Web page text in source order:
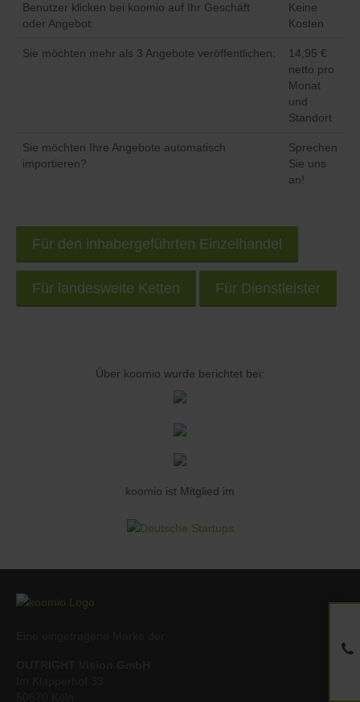
Benutzer klicken bei koomio auf Ihr Geschäft
oder Angebot:
Keine
Kosten
Sie möchten mehr als 3 Angebote veröffentlichen:
14,95 €
netto pro
Monat
und
Standort
Sie möchten Ihre Angebote automatisch
importieren?
Sprechen
Sie uns
an!
Für den inhabergeführten Einzelhandel
Für landesweite Ketten Für Dienstleister
Über koomio wurde berichtet bei:
koomio ist Mitglied im